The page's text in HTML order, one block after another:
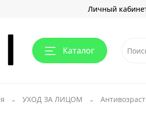
Личный
Каталог
УХОД ЗА ЛИЦОМ